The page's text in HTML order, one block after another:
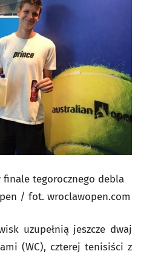
finale tegorocznego debla
/ fot. wroclawopen.com
uzupełnią jeszcze dwaj
(WC), czterej tenisiści z